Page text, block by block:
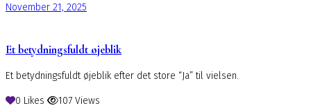
November 21, 2025
Et betydningsfuldt øjeblik
Et betydningsfuldt øjeblik efter det store “Ja” til vielsen.
0 Likes 107 Views